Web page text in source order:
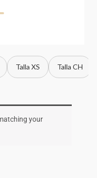
Talla XS Talla CH
your